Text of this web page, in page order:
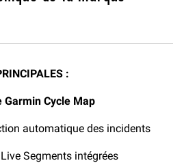
:
Garmin Cycle Map
automatique des incidents
Segments intégrées